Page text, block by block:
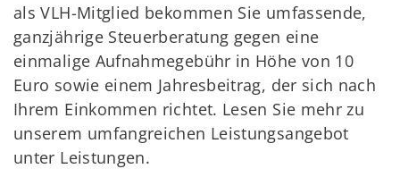
als VLH-Mitglied bekommen Sie umfassende,
ganzjährige Steuerberatung gegen eine
einmalige Aufnahmegebühr in Höhe von 10
Euro sowie einem Jahresbeitrag, der sich nach
Ihrem Einkommen richtet. Lesen Sie mehr zu
unserem umfangreichen Leistungsangebot
unter Leistungen.